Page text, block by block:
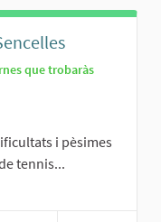
que trobaràs
i pèsimes
tennis...
/ en planificació